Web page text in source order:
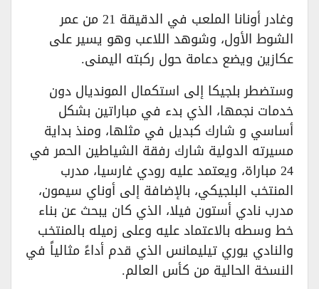
وغادر أونانا الملعب في الدقيقة 21 من عمر
الشوط الأول، وشوهد اللاعب وهو يسير على
عكازين ويضع دعامة حول ركبته اليمنى.
وستضطر بلجيكا إلى استكمال المونديال دون
خدمات نجمها، الذي بدء في مباراتين بشكل
أساسي و شارك كبديل في مثلها، ومنذ بداية
مسيرته الدولية شارك رفقة الشياطين الحمر في
24 مباراة، ويعتمد عليه رودي غارسيا، مدرب
المنتخب البلجيكي، بالإضافة إلى أوناي سيمون،
مدرب نادي أستون فيلا، الذي كان يبحث عن بناء
خط وسطه بالاعتماد عليه وعلى زميله بالمنتخب
والنادي يوري تيليمانس الذي قدم أداءً مثالياً في
النسخة الحالية من كأس العالم.